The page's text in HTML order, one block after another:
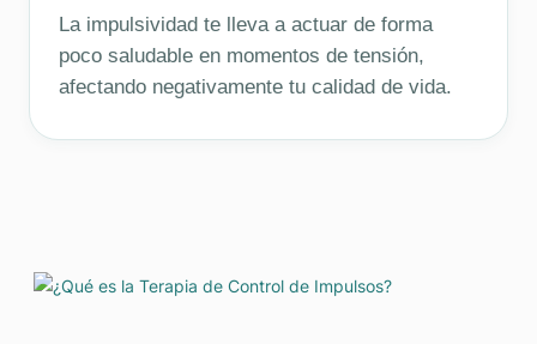
La impulsividad te lleva a actuar de forma
poco saludable en momentos de tensión,
afectando negativamente tu calidad de vida.